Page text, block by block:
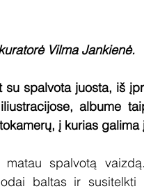
Vilma Jankienė.
spalvota juosta, iš
albume
į kurias
spalvotą
baltas ir susitelkti